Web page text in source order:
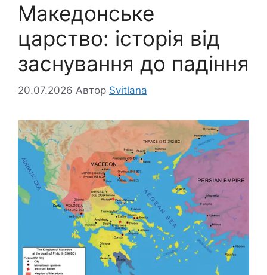
Македонське
царство: історія від
заснування до падіння
20.07.2026 Автор Svitlana